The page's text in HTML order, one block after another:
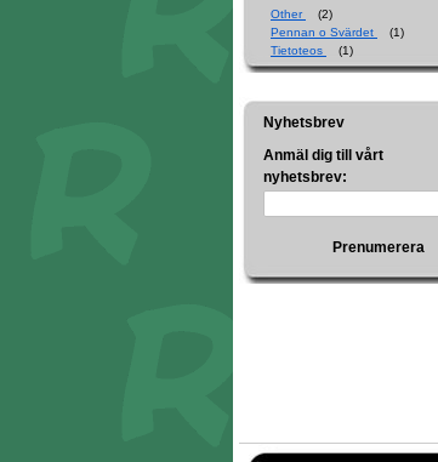
Other
(2)
Pennan o Svärdet
(1)
Tietoteos
(1)
Nyhetsbrev
Anmäl dig till vårt
nyhetsbrev:
Prenumerera